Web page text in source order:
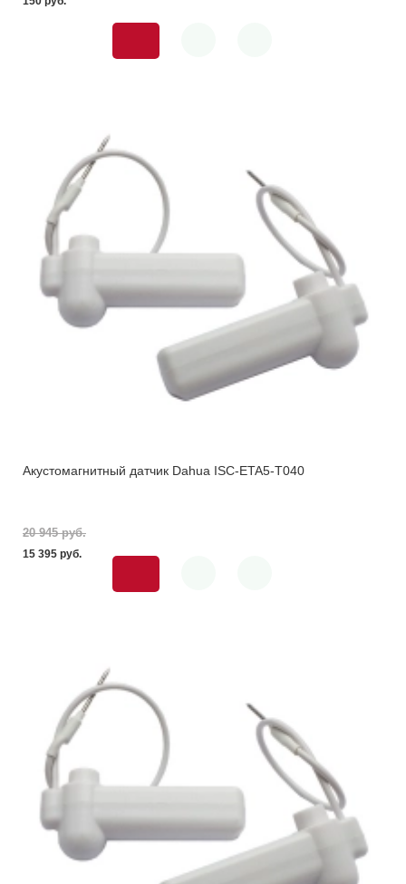
Акустомагнитный датчик Dahua ISC-ETA5-T040
20 945 pуб.
15 395 pуб.